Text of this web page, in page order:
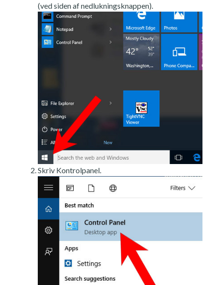
(ved siden af nedlukningsknappen).
Skriv Kontrolpanel.